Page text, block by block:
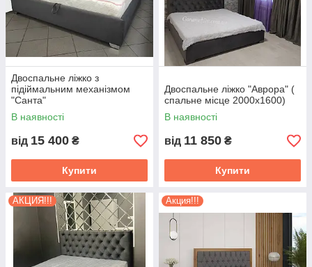
Двоспальне ліжко з
підіймальним механізмом
"Санта"
В наявності
від 15 400 ₴
Купити
Двоспальне ліжко "Аврора" (
спальне місце 2000х1600)
В наявності
від 11 850 ₴
Купити
АКЦИЯ!!! Акция!!!